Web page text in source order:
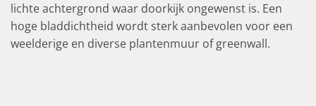
lichte achtergrond waar doorkijk ongewenst is. Een
hoge bladdichtheid wordt sterk aanbevolen voor een
weelderige en diverse plantenmuur of greenwall.